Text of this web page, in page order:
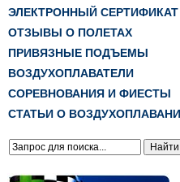
ЭЛЕКТРОННЫЙ СЕРТИФИКАТ
ОТЗЫВЫ О ПОЛЕТАХ
ПРИВЯЗНЫЕ ПОДЪЕМЫ
ВОЗДУХОПЛАВАТЕЛИ
СОРЕВНОВАНИЯ И ФИЕСТЫ
СТАТЬИ О